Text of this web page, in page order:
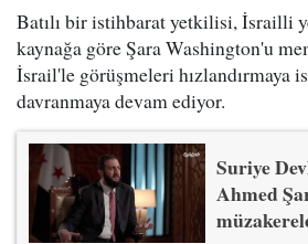
Batılı bir istihbarat yetkilisi, İsrailli
kaynağa göre Şara Washington'u
İsrail'le görüşmeleri hızlandırmaya
davranmaya devam ediyor.
Suriye
Ahmed